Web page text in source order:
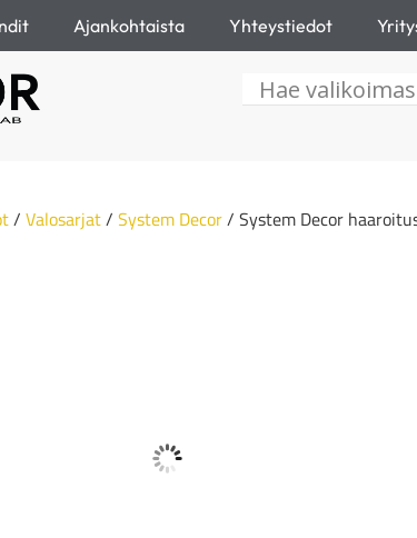
Ajankohtaista Yhteystiedot
/ Valosarjat/ System Decor/ System Decor